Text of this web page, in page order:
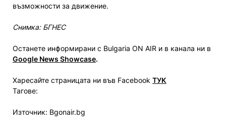
възможности за движение.
Снимка: БГНЕС
Останете информирани с Bulgaria ON AIR и в канала ни в
Google News Showcase.
Харесайте страницата ни във Facebook ТУК
Тагове:
Източник: Bgonair.bg